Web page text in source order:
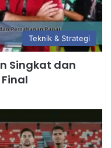
Teknik & Strategi
Singkat dan